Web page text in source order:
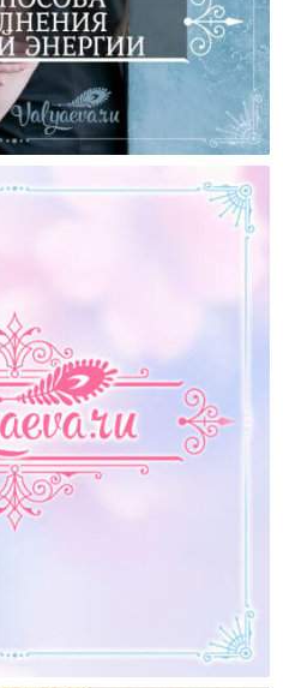
Женской Энергии
Женской Энергии Прямо